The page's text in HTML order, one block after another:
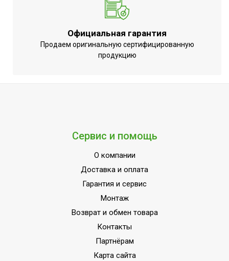
Да
Да
Базовая мощность
кондиционера
48 000
Да
производительность
Производительность по
1900
Нет
Наличие BIM модели
Нет
Официальная гарантия
Продаем оригинальную сертифицированную
продукцию
Сервис и помощь
О компании
Доставка и оплата
Гарантия и сервис
Монтаж
Возврат и обмен товара
Контакты
Партнёрам
Карта сайта